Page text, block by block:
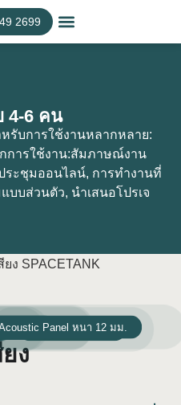
2699
4-6 คน
หรับการใช้งานหลากหลาย:
การใช้งาน:สัมภาษณ์งาน
ระชุมออนไลน์, การทำงานที่
บส่วนตัว, นำเสนอโปรเจ
กรอบอะลูมิเนียม
งสองชั้น
ำเร็จรูป Panel หนา 12 มม.
ง